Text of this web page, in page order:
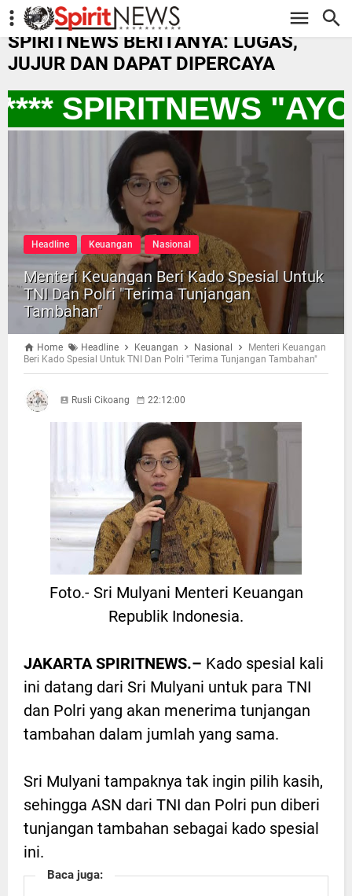
-->
SPIRITNEWS BERITANYA: LUGAS,
JUJUR DAN DAPAT DIPERCAYA
SPIRITNEWS "AYO
Headline Keuangan Nasional
Menteri Keuangan Beri Kado Spesial Untuk
TNI Dan Polri "Terima Tunjangan
Tambahan"
Home Headline Keuangan Nasional
Menteri Keuangan
Beri Kado Spesial Untuk TNI Dan Polri "Terima Tunjangan Tambahan"
Rusli Cikoang 22:12:00
Foto.- Sri Mulyani Menteri Keuangan
Republik Indonesia.
JAKARTA SPIRITNEWS.– Kado spesial kali
ini datang dari Sri Mulyani untuk para TNI
dan Polri yang akan menerima tunjangan
tambahan dalam jumlah yang sama.
Sri Mulyani tampaknya tak ingin pilih kasih,
sehingga ASN dari TNI dan Polri pun diberi
tunjangan tambahan sebagai kado spesial
ini.
Baca juga: